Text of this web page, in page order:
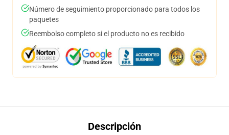
Número de seguimiento proporcionado para todos los
paquetes
Reembolso completo si el producto no es recibido
Descripción